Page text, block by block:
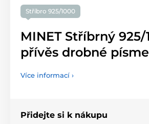
Stříbro 925/1000
MINET Stříbrný 925/
přívěs drobné
Více informací ›
Přidejte si k nákupu